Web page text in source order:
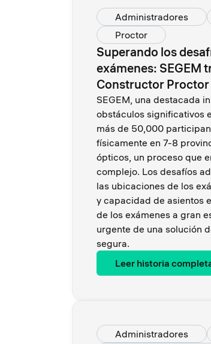
Administradores
Proctor
Superando los
exámenes: SEGEM
Constructor Proctor
SEGEM, una destacada
obstáculos significativos
más de 50,000
físicamente en 7-8
ópticos, un proceso que
complejo. Los desafíos
las ubicaciones de los
y capacidad de asientos
de los exámenes a gran
urgente de una solución
segura.
Leer historia
Administradores